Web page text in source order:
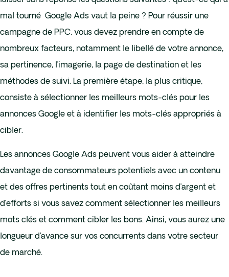
mal tourné Google Ads vaut la peine ? Pour réussir une
campagne de PPC, vous devez prendre en compte de
nombreux facteurs, notamment le libellé de votre annonce,
sa pertinence, l’imagerie, la page de destination et les
méthodes de suivi. La première étape, la plus critique,
consiste à sélectionner les meilleurs mots-clés pour les
annonces Google et à identifier les mots-clés appropriés à
cibler.
Les annonces Google Ads peuvent vous aider à atteindre
davantage de consommateurs potentiels avec un contenu
et des offres pertinents tout en coûtant moins d’argent et
d’efforts si vous savez comment sélectionner les meilleurs
mots clés et comment cibler les bons. Ainsi, vous aurez une
longueur d’avance sur vos concurrents dans votre secteur
de marché.